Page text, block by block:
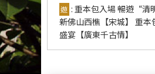
遊 : 重本包入場 暢遊“清
新佛山西樵【宋城】 重
盛宴【廣東千古情】